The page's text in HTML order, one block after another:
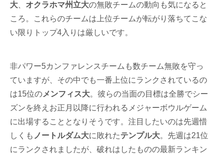
大
オクラホマ州立大の無敗チームの動向も気になると
ころ。これらのチームは上位チームが転がり落ちてこな
い限りトップ4入りは厳しいです。
非パワー5カンファレンスチームも数チーム無敗を守っ
ていますが、その中でも一番上位にランクされているの
は15位のメンフィス大。彼らの当面の目標は全勝でシー
ズンを終えお正月以降に行われるメジャーボウルゲーム
に出場することとなりそうです。注目したいのは先週惜
しくも ノートルダム大に敗れたテンプル大。先週は21位
にランクされましたが、破れはしたものの最新ランキン